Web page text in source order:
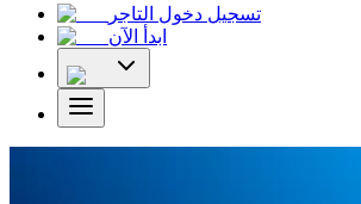
تسجيل دخول التاجر
ابدأ الآن